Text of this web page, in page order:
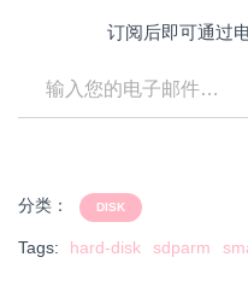
订阅后即可通过
分类： DISK
Tags: hard-disk sdparm